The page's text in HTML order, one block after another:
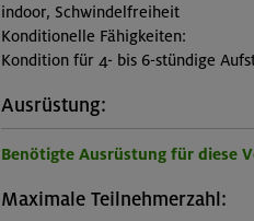
indoor, Schwindelfreiheit
Konditionelle Fähigkeiten:
Kondition für 4- bis 6-stündige
Ausrüstung:
Benötigte Ausrüstung für diese
Maximale Teilnehmerzahl: